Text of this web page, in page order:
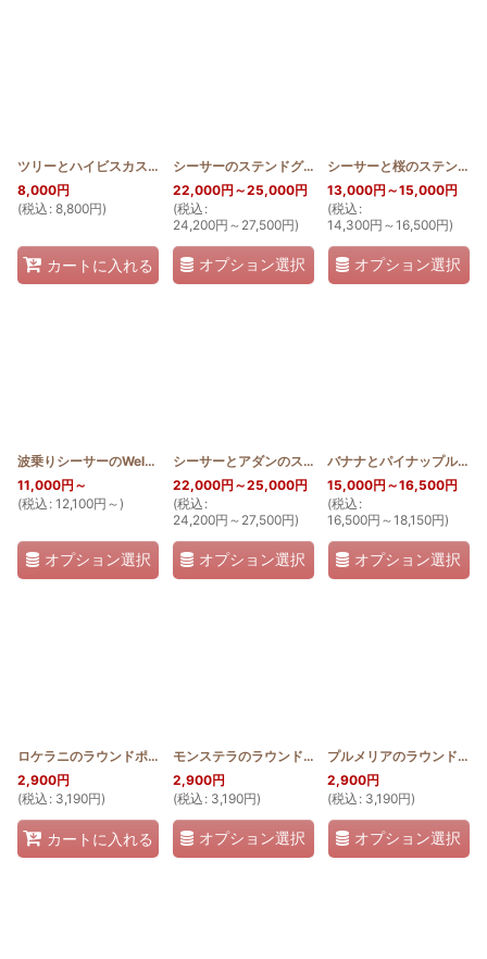
ツリーとハイビスカスのステンドグラスキルトタペストリー 50cm×80cm
8,000円
(税込 : 8,800円)
カートに入れる
シーサーのステンドグラスキルトタペストリー110cm
22,000円 ～25,000円
(税込 :
24,200円 ～27,500円)
オプション選択
シーサーと桜のステンドグラスキルトタペストリー70cm
13,000円 ～15,000円
(税込 :
14,300円 ～16,500円)
オプション選択
波乗りシーサーのWelcomeタペストリー 80cm×70cm [SHISA_WELCOME
11,000円 ～
(税込 : 12,100円 ～)
オプション選択
シーサーとアダンのステンドグラスキルトタペストリー110cm
22,000円 ～25,000円
(税込 :
24,200円 ～27,500円)
オプション選択
バナナとパイナップルのステンドグラスキルトタペストリー 70cm×120cm
15,000円 ～16,500円
(税込 :
16,500円 ～18,150円)
オプション選択
ロケラニのラウンドポーチ横長 [HQP_RW_S_LO]
2,900円
(税込 : 3,190円)
カートに入れる
モンステラのラウンドポーチ横長 [HQP_RW_S_MON
2,900円
(税込 : 3,190円)
オプション選択
プルメリアのラウンドポーチ横長
2,900円
(税込 : 3,190円)
オプション選択